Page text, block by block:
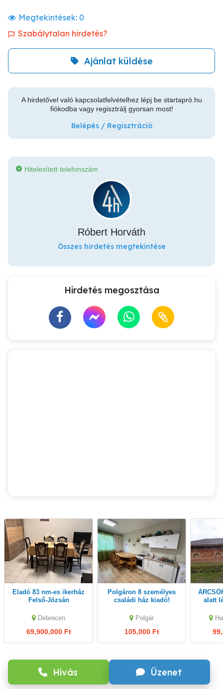
Megtekintések: 0
Szabálytalan hirdetés?
Ajánlat küldése
A hirdetővel való kapcsolatfelvételhez lépj be startapró.hu
fiókodba vagy regisztrálj gyorsan most!
Belépés / Regisztráció
Hívás Üzenet
Hitelesített telefonszám
Róbert Horváth
Összes hirdetés megtekintése
Hirdetés megosztása
Eladó 83 nm-es ikerház
Felső-Józsán
Debrecen
69,900,000 Ft
Polgáron 8 személyes
családi ház kiadó!
Polgár
105,000 Ft
ÁRCSÖKKENÉS! Építés
alatt